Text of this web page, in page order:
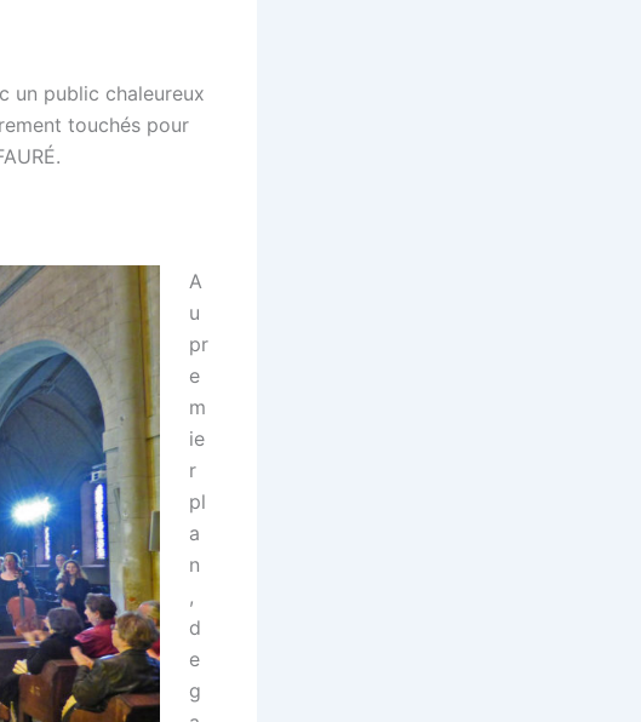
un public chaleureux
touchés pour
A
u
pr
e
m
ie
r
pl
a
n
,
d
e
g